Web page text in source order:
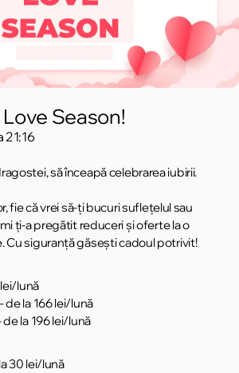
Season!
21:16
să înceapă celebrarea iubirii.
fie că vrei să-ți bucuri suflețelul sau
ți-a pregătit reduceri și oferte la o
Cu siguranță găsești cadoul potrivit!
lei/lună
de la 166 lei/lună
de la 196 lei/lună
30 lei/lună